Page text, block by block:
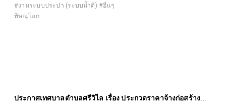
ราคาจ้างก่อสร้างปรับปรุงระบบประปาหมู่บ้านแบบบาดาล บ้าน
กาญจนา หมู่ ๑๒ ตำบล พรหมพิราม อำเภอพรหมพิราม จังหวัด
พิษณุโลก
#งานระบบประปา (ระบบน้ำดี) #อื่นๆ
พิษณุโลก
ประกาศเทศบาลตำบลศรีวิไล เรื่อง ประกวดราคาจ้างก่อสร้าง